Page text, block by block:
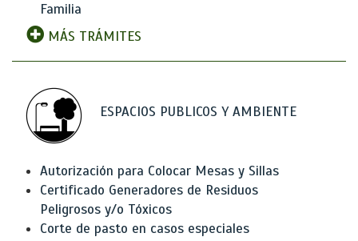
Familia
MÁS TRÁMITES
ESPACIOS PUBLICOS Y AMBIENTE
Autorización para Colocar Mesas y Sillas
Certificado Generadores de Residuos
Peligrosos y/o Tóxicos
Corte de pasto en casos especiales